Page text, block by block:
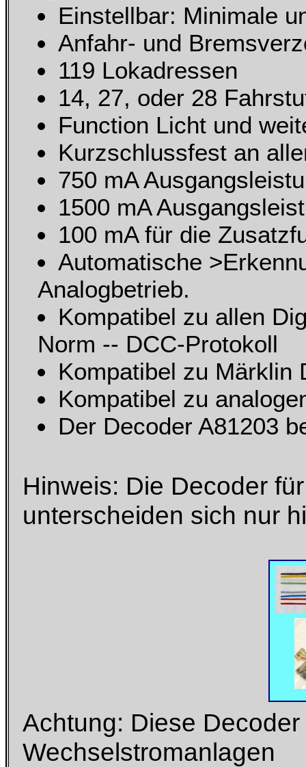
Einstellbar: Minimale
Anfahr- und
119 Lokadressen
14, 27, oder 28
Function Licht und
Kurzschlussfest an
750 mA
1500 mA
100 mA für die
Automatische
Analogbetrieb.
Kompatibel zu allen
Norm -- DCC-Protokoll
Kompatibel zu Märklin
Kompatibel zu
Der Decoder A81203
Hinweis: Die Decoder
unterscheiden sich nur
Achtung: Diese
Wechselstromanlagen